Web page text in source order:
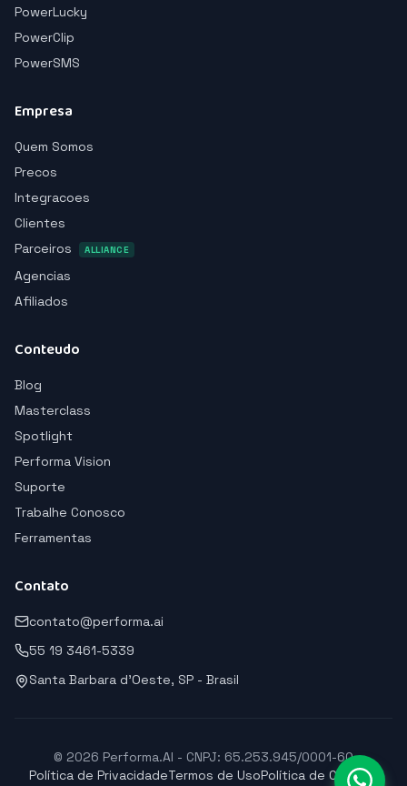
PowerLucky
PowerClip
PowerSMS
Empresa
Quem Somos
Precos
Integracoes
Clientes
Parceiros
ALLIANCE
Agencias
Afiliados
Conteudo
Blog
Masterclass
Spotlight
Performa Vision
Suporte
Trabalhe Conosco
Ferramentas
Contato
contato@performa.ai
55 19 3461-5339
Santa Barbara d'Oeste, SP - Brasil
© 2026 Performa.AI - CNPJ: 65.253.945/0001-60
Política de PrivacidadeTermos de UsoPolítica de Cookies